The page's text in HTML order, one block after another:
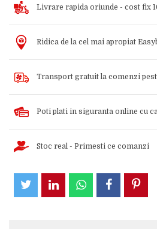
Livrare rapida oriunde - cost fix
Ridica de la cel mai apropiat
Transport gratuit la comenzi
Poti plati in siguranta online cu
Stoc real - Primesti ce comanzi